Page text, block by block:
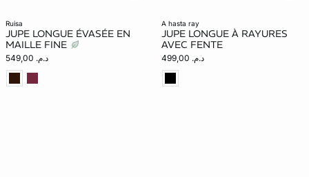
ruisa
JUPE LONGUE ÉVASÉE EN
MAILLE FINE
د.م. 549,00
a hasta ray
JUPE LONGUE À RAYURES
AVEC FENTE
د.م. 499,00